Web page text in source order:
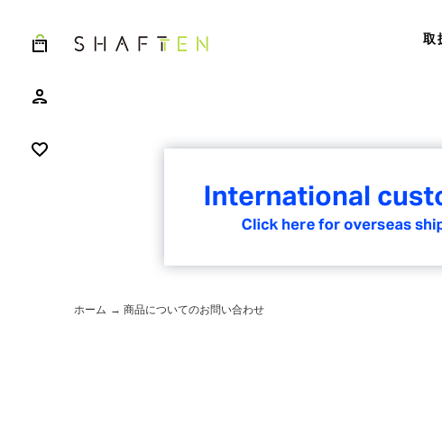
取
ホーム → 商品についてのお問い合わせ